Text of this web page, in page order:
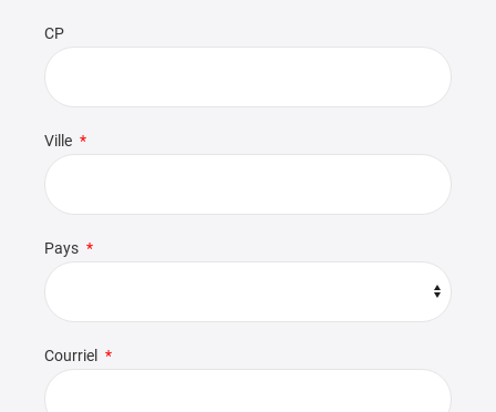
CP
Ville
Pays
Courriel